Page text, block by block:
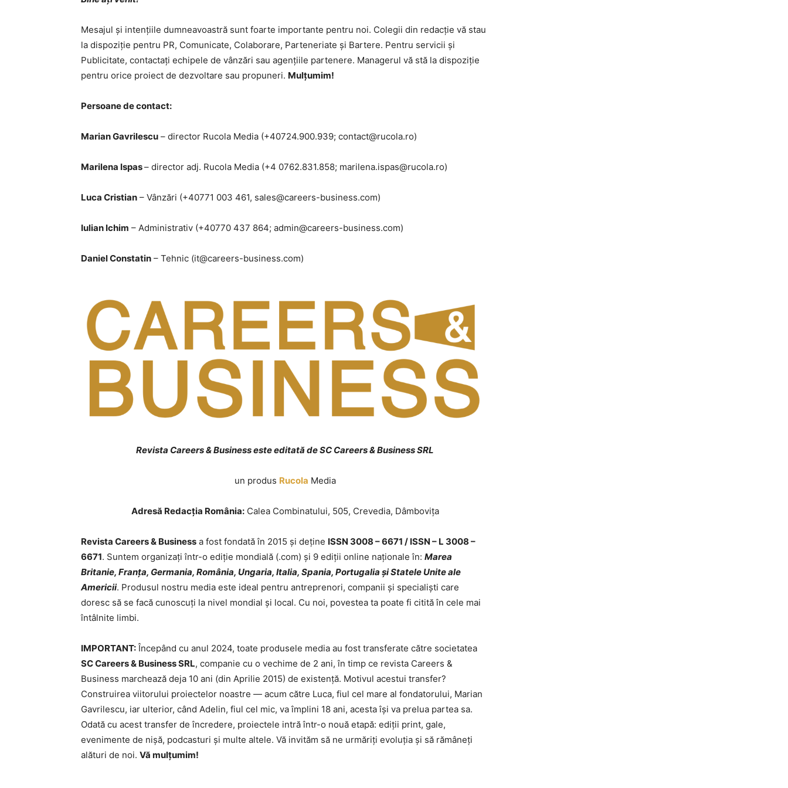
Mesajul și intențiile dumneavoastră sunt foarte importante pentru noi. Colegii din redacție vă stau
la dispoziție pentru PR, Comunicate, Colaborare, Parteneriate și Bartere. Pentru servicii și
Publicitate, contactați echipele de vânzări sau agențiile partenere. Managerul vă stă la dispoziție
pentru orice proiect de dezvoltare sau propuneri. Mulțumim!
Persoane de contact:
Marian Gavrilescu – director Rucola Media (+40724.900.939; contact@rucola.ro)
Marilena Ispas– director adj. Rucola Media (+4 0762.831.858; marilena.ispas@rucola.ro)
Luca Cristian – Vânzări (+40771 003 461, sales@careers-business.com)
Iulian Ichim – Administrativ (+40770 437 864; admin@careers-business.com)
Daniel Constatin – Tehnic (it@careers-business.com)
Revista Careers & Business este editată de SC Careers & Business SRL
un produs Rucola Media
Adresă Redacția România:Calea Combinatului, 505, Crevedia, Dâmbovița
Revista Careers & Business a fost fondată în 2015 și deține ISSN 3008 – 6671 / ISSN – L 3008 –
6671. Suntem organizați într-o ediție mondială (.com) și 9 ediții online naționale în: Marea
Britanie, Franța, Germania, România, Ungaria, Italia, Spania, Portugalia și Statele Unite ale
Americii. Produsul nostru media este ideal pentru antreprenori, companii și specialiști care
doresc să se facă cunoscuți la nivel mondial și local. Cu noi, povestea ta poate fi citită în cele mai
întâlnite limbi.
IMPORTANT: Începând cu anul 2024, toate produsele media au fost transferate către societatea
SC Careers & Business SRL, companie cu o vechime de 2 ani, în timp ce revista Careers &
Business marchează deja 10 ani (din Aprilie 2015) de existență. Motivul acestui transfer?
Construirea viitorului proiectelor noastre — acum către Luca, fiul cel mare al fondatorului, Marian
Gavrilescu, iar ulterior, când Adelin, fiul cel mic, va împlini 18 ani, acesta își va prelua partea sa.
Odată cu acest transfer de încredere, proiectele intră într-o nouă etapă: ediții print, gale,
evenimente de nișă, podcasturi și multe altele. Vă invităm să ne urmăriți evoluția și să rămâneți
alături de noi. Vă mulțumim!